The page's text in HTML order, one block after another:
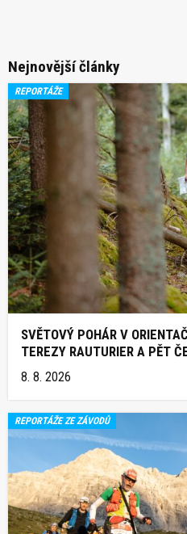
Nejnovější články
REPORTÁŽE
SVĚTOVÝ POHÁR V
TEREZY RAUTURIER A PĚT
8. 8. 2026
REPORTÁŽE ZE ZÁVODŮ